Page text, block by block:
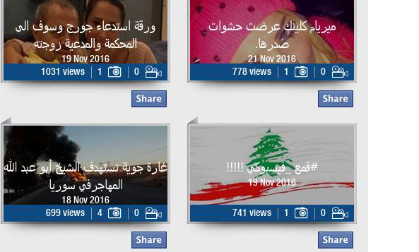
ميريام كلينك عرضت حشوات
صدرها.
21 Nov 2016
778 views
1 0
ورقة استدعاء جورج وسوف الى
المحكمة والمدعية زوجته
19 Nov 2016
1031 views
1 0
#قمع _فيسبوكي !!!!!
19 Nov 2016
741 views 1 0
غارة جوية تستهدف الشيخ أبو عبد الله
المهاجرفي سوريا
18 Nov 2016
699 views
4 0